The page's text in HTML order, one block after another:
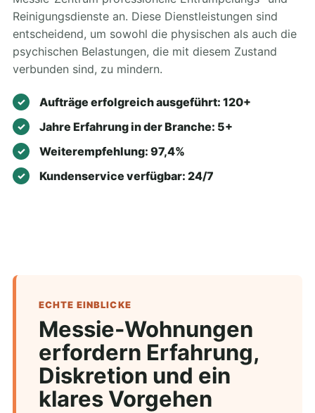
Reinigungsdienste an. Diese Dienstleistungen sind
entscheidend, um sowohl die physischen als auch die
psychischen Belastungen, die mit diesem Zustand
verbunden sind, zu mindern.
Aufträge erfolgreich ausgeführt: 120+
Jahre Erfahrung in der Branche: 5+
Weiterempfehlung: 97,4%
Kundenservice verfügbar: 24/7
ECHTE EINBLICKE
Messie-Wohnungen
erfordern Erfahrung,
Diskretion und ein
klares Vorgehen